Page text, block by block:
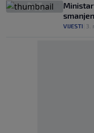
VIJESTI 3.